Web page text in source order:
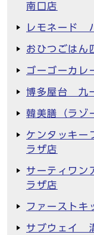
南口店
レモネード
おひつごはん
ゴーゴーカレ
博多屋台 九
韓美膳（ラゾ
ケンタッキ
ラザ店
サーティワ
ラザ店
ファーストキ
サブウェイ